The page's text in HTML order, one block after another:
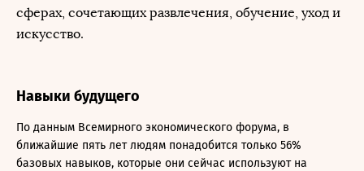
сферах, сочетающих развлечения, обучение, уход и
искусство.
Навыки будущего
По данным Всемирного экономического форума, в
ближайшие пять лет людям понадобится только 56%
базовых навыков, которые они сейчас используют на